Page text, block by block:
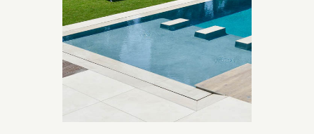
matériaux et de revêtements et les nombreuses
options disponibles, miroir, couloir de nage, plage
immergée, débordement.